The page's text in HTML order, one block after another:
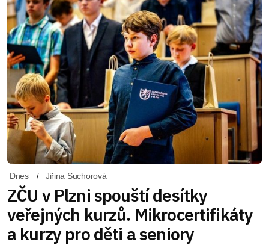
Dnes Jiřina Suchorová
ZČU v Plzni spouští desítky
veřejných kurzů. Mikrocertifikáty
a kurzy pro děti a seniory